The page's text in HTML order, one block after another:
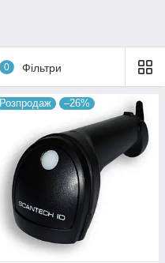
0 Фільтри
Розпродаж –26%